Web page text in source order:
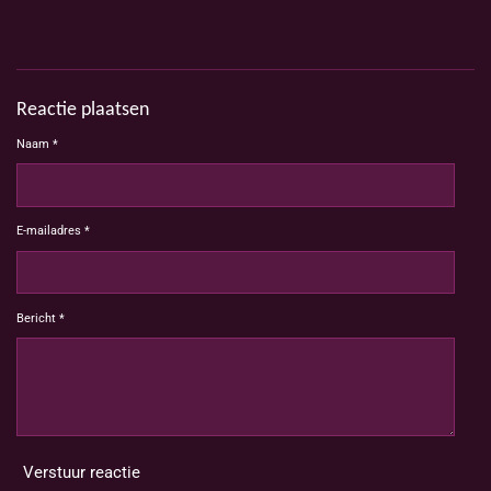
Reactie plaatsen
Naam *
E-mailadres *
Bericht *
Verstuur reactie